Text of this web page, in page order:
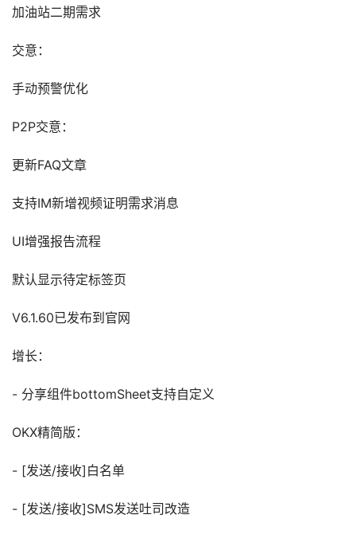
加油站二期需求
交意：
手动预警优化
P2P交意：
更新FAQ文章
支持IM新增视频证明需求消息
UI增强报告流程
默认显示待定标签页
V6.1.60已发布到官网
增长：
- 分享组件bottomSheet支持自定义
OKX精简版：
- [发送/接收]白名单
- [发送/接收]SMS发送吐司改造